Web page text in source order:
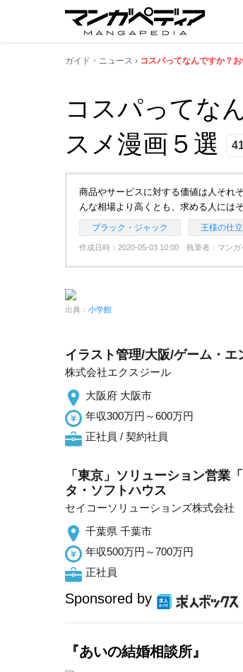
ガイド・ニュース コスパってなんですか？
コスパってな
スメ漫画５選
商品やサービスに対する価値は人それ
んな相場より高くとも、求める人には
ブラック・ジャック 王様の仕
作成日時：2020-05-03 10:00 執筆者：マンガ
出典： 小学館
イラスト管理/大阪/ゲーム・エ
株式会社エクスジール
大阪府 大阪市
年収300万円～600万円
正社員 / 契約社員
「東京」ソリューション営業
タ・ソフトハウス
セイコーソリューションズ株式会社
千葉県 千葉市
年収500万円～700万円
正社員
Sponsored by
『あいの結婚相談所』